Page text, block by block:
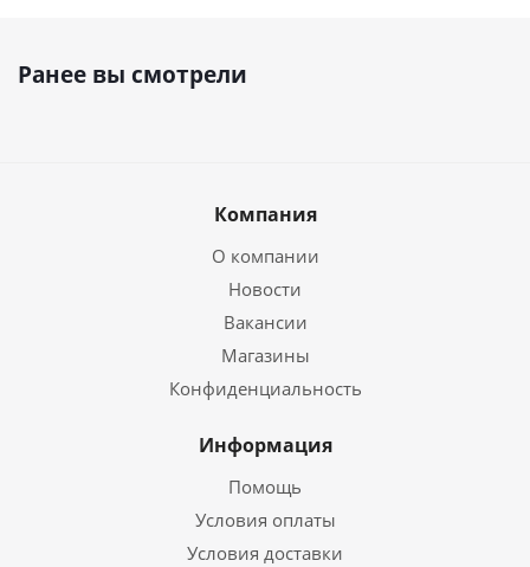
Ранее вы смотрели
Компания
О компании
Новости
Вакансии
Магазины
Конфиденциальность
Информация
Помощь
Условия оплаты
Условия доставки